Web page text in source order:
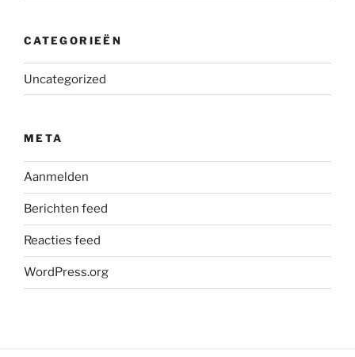
CATEGORIEËN
Uncategorized
META
Aanmelden
Berichten feed
Reacties feed
WordPress.org